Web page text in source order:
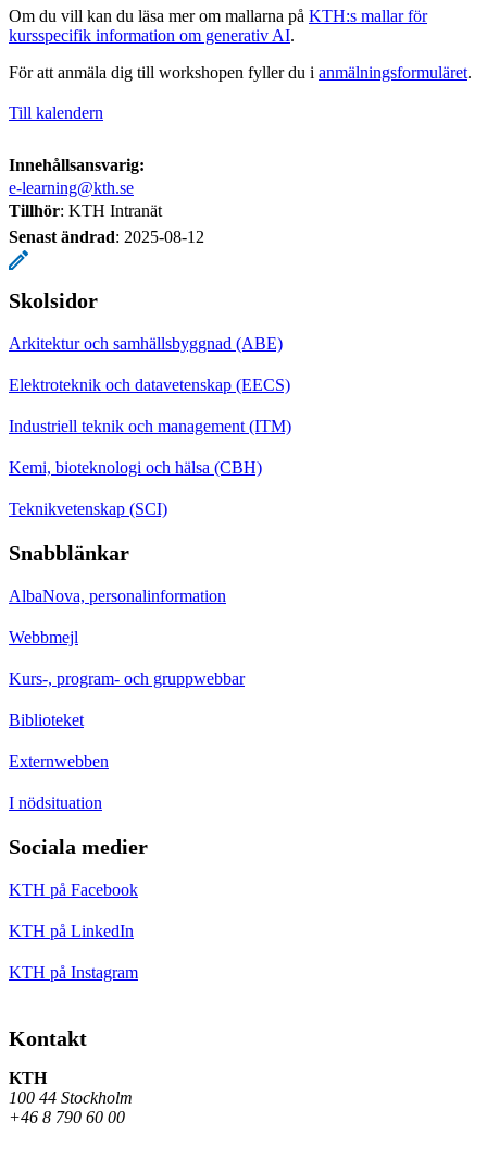
Om du vill kan du läsa mer om mallarna på KTH:s mallar för
kursspecifik information om generativ AI.
För att anmäla dig till workshopen fyller du i anmälningsformuläret.
Till kalendern
Innehållsansvarig:
e-learning@kth.se
Tillhör: KTH Intranät
Senast ändrad: 2025-08-12
Skolsidor
Arkitektur och samhällsbyggnad (ABE)
Elektroteknik och datavetenskap (EECS)
Industriell teknik och management (ITM)
Kemi, bioteknologi och hälsa (CBH)
Teknikvetenskap (SCI)
Snabblänkar
AlbaNova, personalinformation
Webbmejl
Kurs-, program- och gruppwebbar
Biblioteket
Externwebben
I nödsituation
Sociala medier
KTH på Facebook
KTH på LinkedIn
KTH på Instagram
Kontakt
KTH
100 44 Stockholm
+46 8 790 60 00